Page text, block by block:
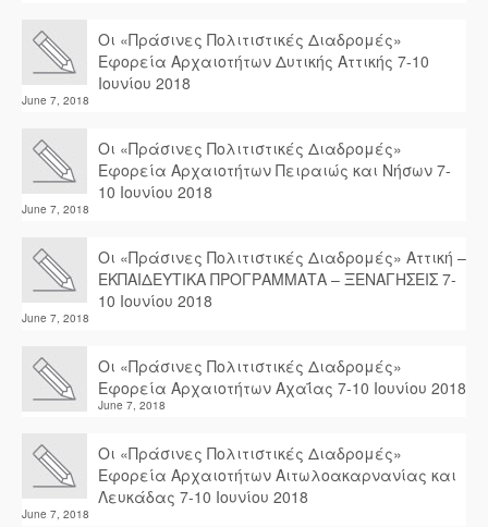
Οι «Πράσινες Πολιτιστικές Διαδρομές»
Εφορεία Αρχαιοτήτων Δυτικής Αττικής 7-10
Ιουνίου 2018
June 7, 2018
Οι «Πράσινες Πολιτιστικές Διαδρομές»
Εφορεία Αρχαιοτήτων Πειραιώς και Νήσων 7-
10 Ιουνίου 2018
June 7, 2018
Οι «Πράσινες Πολιτιστικές Διαδρομές» Αττική –
ΕΚΠΑΙΔΕΥΤΙΚΑ ΠΡΟΓΡΑΜΜΑΤΑ – ΞΕΝΑΓΗΣΕΙΣ 7-
10 Ιουνίου 2018
June 7, 2018
Οι «Πράσινες Πολιτιστικές Διαδρομές»
Εφορεία Αρχαιοτήτων Αχαΐας 7-10 Ιουνίου 2018
June 7, 2018
Οι «Πράσινες Πολιτιστικές Διαδρομές»
Εφορεία Αρχαιοτήτων Αιτωλοακαρνανίας και
Λευκάδας 7-10 Ιουνίου 2018
June 7, 2018